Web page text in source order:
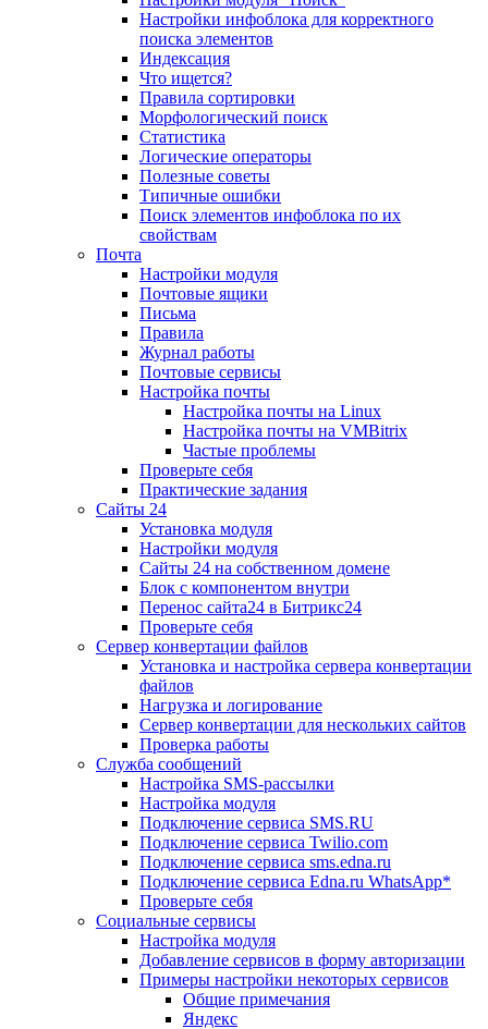
Настройки инфоблока для корректного
поиска элементов
Индексация
Что ищется?
Правила сортировки
Морфологический поиск
Статистика
Логические операторы
Полезные советы
Типичные ошибки
Поиск элементов инфоблока по их
свойствам
Почта
Настройки модуля
Почтовые ящики
Письма
Правила
Журнал работы
Почтовые сервисы
Настройка почты
Настройка почты на Linux
Настройка почты на VMBitrix
Частые проблемы
Проверьте себя
Практические задания
Сайты 24
Установка модуля
Настройки модуля
Сайты 24 на собственном домене
Блок с компонентом внутри
Перенос сайта24 в Битрикс24
Проверьте себя
Сервер конвертации файлов
Установка и настройка сервера конвертации
файлов
Нагрузка и логирование
Сервер конвертации для нескольких сайтов
Проверка работы
Служба сообщений
Настройка SMS-рассылки
Настройка модуля
Подключение сервиса SMS.RU
Подключение сервиса Twilio.com
Подключение сервиса sms.edna.ru
Подключение сервиса Edna.ru WhatsApp*
Проверьте себя
Социальные сервисы
Настройка модуля
Добавление сервисов в форму авторизации
Примеры настройки некоторых сервисов
Общие примечания
Яндекс